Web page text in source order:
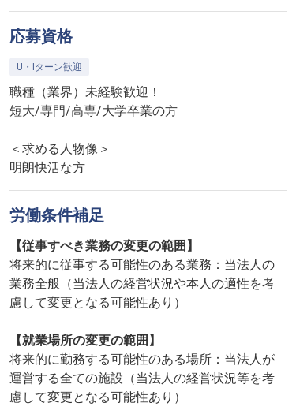
応募資格
U・Iターン歓迎
職種（業界）未経験歓迎！
短大/専門/高専/大学卒業の方
＜求める人物像＞
明朗快活な方
労働条件補足
【従事すべき業務の変更の範囲】
将来的に従事する可能性のある業務：当法人の
業務全般（当法人の経営状況や本人の適性を考
慮して変更となる可能性あり）
【就業場所の変更の範囲】
将来的に勤務する可能性のある場所：当法人が
運営する全ての施設（当法人の経営状況等を考
慮して変更となる可能性あり）